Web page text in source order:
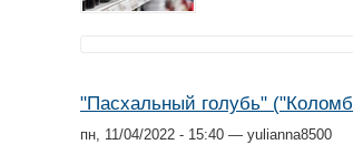
"Пасхальный голубь"
пн, 11/04/2022 - 15:40 — yulianna8500